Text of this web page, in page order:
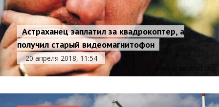
Астраханец заплатил за квадрокоптер, а
получил старый видеомагнитофон
20 апреля 2018, 11:54